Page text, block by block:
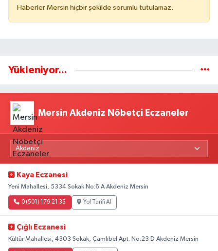
Haberler Mersin hiçbir şekilde sorumlu tutulamaz.
Yükleniyor...
Mersin Akdeniz Nöbetçi Eczaneler
Kaya Eczanesi
Yeni Mahallesi, 5334.Sokak No:6 A Akdeniz Mersin
0 (501) 179 21 33 Yol Tarifi Al
Çığlı Eczanesi
Kültür Mahallesi, 4303 Sokak, Çamlıbel Apt. No:23 D Akdeniz Mersin